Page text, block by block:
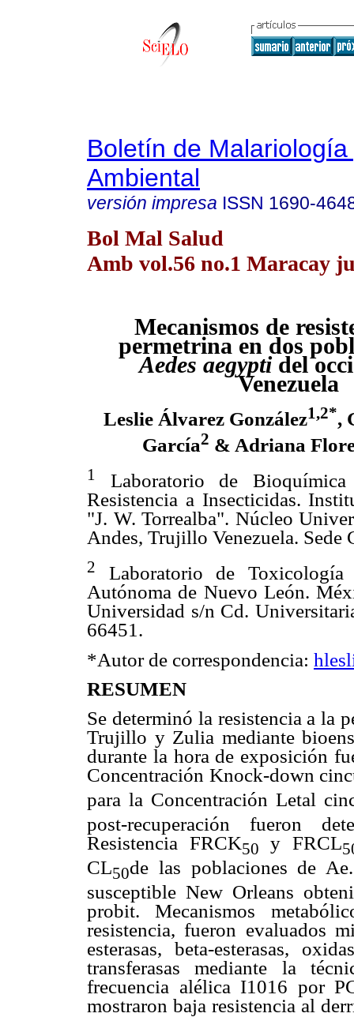
Boletín de
Ambiental
versión impresa ISSN 1690-
Bol Mal Salud
Amb vol.56 no.1 Maracay
Mecanismos de
permetrina en dos
Aedes aegypti del
Venezuela
Leslie Álvarez González1,2*,
García2 & Adriana
1
Laboratorio de
Resistencia a Insecticidas.
"J. W. Torrealba". Núcleo
Andes, Trujillo Venezuela. Sede
2
Laboratorio de
Autónoma de Nuevo León.
Universidad s/n Cd.
66451.
*Autor de correspondencia:
RESUMEN
Se determinó la resistencia a la
Trujillo y Zulia mediante
durante la hora de exposición
Concentración Knock-down
para la Concentración Letal
post-recuperación fueron
Resistencia FRCK50 y FRCL
CL50de las poblaciones de
susceptible New Orleans
probit. Mecanismos
resistencia, fueron evaluados
esterasas, beta-esterasas,
transferasas mediante la
frecuencia alélica I1016 por
mostraron baja resistencia al